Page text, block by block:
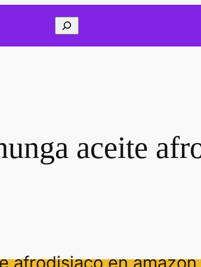
Buscar
aceite
afrodisiaco en amazon